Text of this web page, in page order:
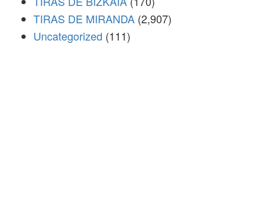
TIRAS DE MIRANDA (2,907)
Uncategorized (111)